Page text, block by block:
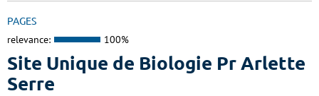
PAGES
relevance: 100%
Site Unique de Biologie Pr Arlette
Serre